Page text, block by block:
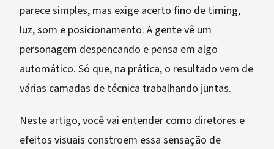
parece simples, mas exige acerto fino de timing,
luz, som e posicionamento. A gente vê um
personagem despencando e pensa em algo
automático. Só que, na prática, o resultado vem de
várias camadas de técnica trabalhando juntas.
Neste artigo, você vai entender como diretores e
efeitos visuais constroem essa sensação de